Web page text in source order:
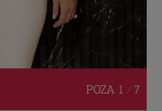
POZA 1 / 7